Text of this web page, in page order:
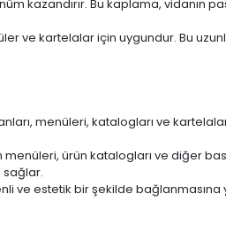
Bu kaplama, vidanın
ve kartelalar için uygundur. Bu
menüleri, katalogları ve
ürün katalogları ve diğer
sağlar.
ve estetik bir şekilde bağlanmasına